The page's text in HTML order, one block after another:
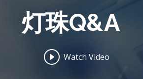
灯珠Q&A
Watch Video